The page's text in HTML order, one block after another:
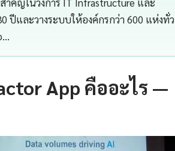
ปีและวางระบบให้องค์กรกว่า 600 แห่งทั่ว
App คืออะไร —